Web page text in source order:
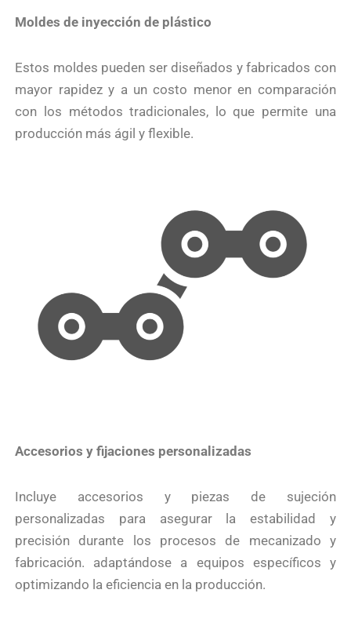
Moldes de inyección de plástico
Estos moldes pueden ser diseñados y fabricados con
mayor rapidez y a un costo menor en comparación
con los métodos tradicionales, lo que permite una
producción más ágil y flexible.
Accesorios y fijaciones personalizadas
Incluye accesorios y piezas de sujeción
personalizadas para asegurar la estabilidad y
precisión durante los procesos de mecanizado y
fabricación. adaptándose a equipos específicos y
optimizando la eficiencia en la producción.